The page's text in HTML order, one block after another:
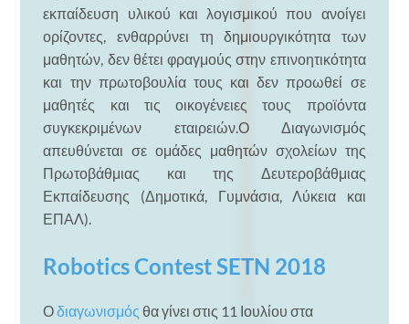
εκπαίδευση υλικού και λογισμικού που ανοίγει
ορίζοντες, ενθαρρύνει τη δημιουργικότητα των
μαθητών, δεν θέτει φραγμούς στην επινοητικότητα
και την πρωτοβουλία τους και δεν προωθεί σε
μαθητές και τις οικογένειες τους προϊόντα
συγκεκριμένων εταιρειών.Ο Διαγωνισμός
απευθύνεται σε ομάδες μαθητών σχολείων της
Πρωτοβάθμιας και της Δευτεροβάθμιας
Εκπαίδευσης (Δημοτικά, Γυμνάσια, Λύκεια και
ΕΠΑΛ).
Robotics Contest SETN 2018
Οδιαγωνισμός θα γίνει στις 11 Ιουλίου στα